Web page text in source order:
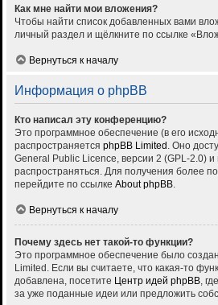
Как мне найти мои вложения?
Чтобы найти список добавленных вами
личный раздел и щёлкните по ссылке
Вернуться к началу
Информация о phpBB
Кто написал эту конференцию?
Это программное обеспечение (в его
распространяется phpBB Limited . Оно
General Public Licence, версии 2 (GPL-2.0)
распространяться. Для получения более
перейдите по ссылке About phpBB.
Вернуться к началу
Почему здесь нет такой-то функции?
Это программное обеспечение было
Limited. Если вы считаете, что какая-то
добавлена, посетите Центр идей phpBB,
за уже поданные идеи или предложить